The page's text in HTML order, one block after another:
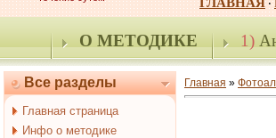
·
О МЕТОДИКЕ 1)
Все разделы
Главная страница
Инфо о методике
Главная »